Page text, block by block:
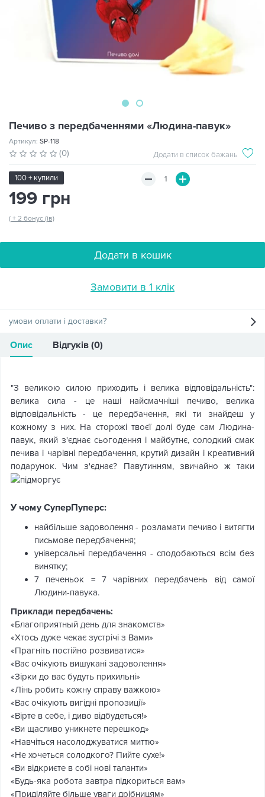
Печиво з передбаченнями «Людина-павук»
Артикул: SP-118
(0) Додати в список бажань
100 + купили
199 грн
( + 2 бонус (ів)
Додати в кошик
Замовити в 1 клік
умови оплати і доставки?
Опис Відгуків (0)
"З великою силою приходить і велика відповідальність":
велика сила - це наші найсмачніші печиво, велика
відповідальність - це передбачення, які ти знайдеш у
кожному з них. На сторожі твоєї долі буде сам Людина-
павук, який з'єднає сьогодення і майбутнє, солодкий смак
печива і чарівні передбачення, крутий дизайн і креативний
подарунок. Чим з'єднає? Павутинням, звичайно ж таки
У чому СуперПуперс:
найбільше задоволення - розламати печиво і витягти
письмове передбачення;
універсальні передбачення - сподобаються всім без
винятку;
7 печеньок = 7 чарівних передбачень від самої
Людини-павука.
Приклади передбачень:
«Благоприятный день для знакомств»
«Хтось дуже чекає зустрічі з Вами»
«Прагніть постійно розвиватися»
«Вас очікують вишукані задоволення»
«Зірки до вас будуть прихильні»
«Лінь робить кожну справу важкою»
«Вас очікують вигідні пропозиції»
«Вірте в себе, і диво відбудеться!»
«Ви щасливо уникнете перешкод»
«Навчіться насолоджуватися миттю»
«Не хочеться солодкого? Пийте сухе!»
«Ви відкриєте в собі нові таланти»
«Будь-яка робота завтра підкориться вам»
«Приділяйте більше уваги дрібницям»